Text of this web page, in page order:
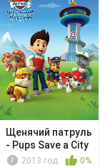
Щенячий патруль
- Pups Save a City
Ki...2013 год 0%